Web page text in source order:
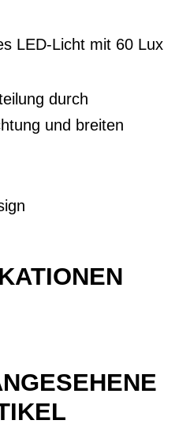
LED-Licht mit 60 Lux
durch
und breiten